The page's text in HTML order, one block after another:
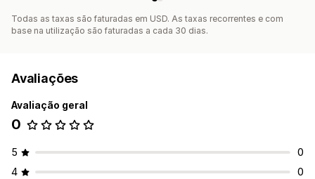
Todas as taxas são faturadas em USD. As taxas recorrentes e com
base na utilização são faturadas a cada 30 dias.
Avaliações
Avaliação geral
0
5
0
4
0